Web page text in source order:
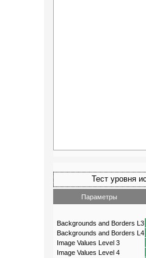
Параметры
Backgrounds and Borders L3
Image Values Level 4
Backgrounds and Borders L4
Image Values Level 3
Тест уровня